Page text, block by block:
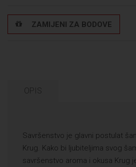
ZAMIJENI ZA BODOVE
OPIS
Savršenstvo je glavni postulat
Krug. Kako bi ljubiteljima svog
savršenstvo aroma i okusa Krug